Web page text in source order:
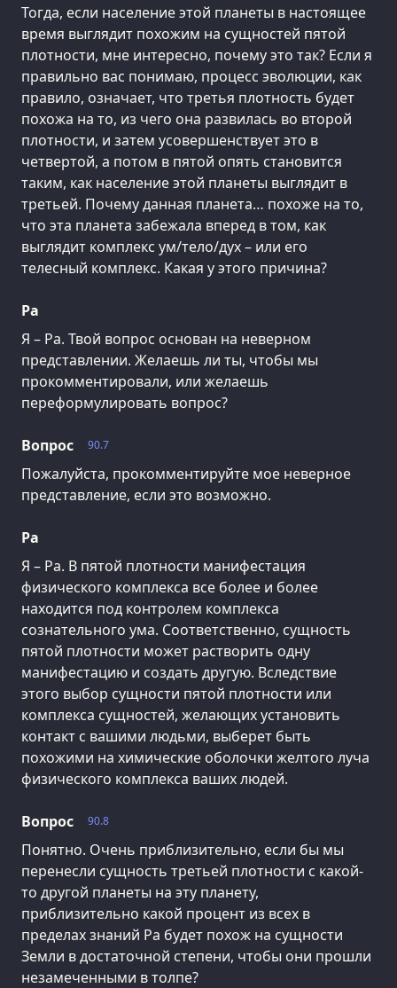
Тогда, если население этой планеты в настоящее
время выглядит похожим на сущностей пятой
плотности, мне интересно, почему это так? Если я
правильно вас понимаю, процесс эволюции, как
правило, означает, что третья плотность будет
похожа на то, из чего она развилась во второй
плотности, и затем усовершенствует это в
четвертой, а потом в пятой опять становится
таким, как население этой планеты выглядит в
третьей. Почему данная планета… похоже на то,
что эта планета забежала вперед в том, как
выглядит комплекс ум/тело/дух – или его
телесный комплекс. Какая у этого причина?
Ра
Я – Ра. Твой вопрос основан на неверном
представлении. Желаешь ли ты, чтобы мы
прокомментировали, или желаешь
переформулировать вопрос?
90.7
Вопрос
Пожалуйста, прокомментируйте мое неверное
представление, если это возможно.
Ра
Я – Ра. В пятой плотности манифестация
физического комплекса все более и более
находится под контролем комплекса
сознательного ума. Соответственно, сущность
пятой плотности может растворить одну
манифестацию и создать другую. Вследствие
этого выбор сущности пятой плотности или
комплекса сущностей, желающих установить
контакт с вашими людьми, выберет быть
похожими на химические оболочки желтого луча
физического комплекса ваших людей.
90.8
Вопрос
Понятно. Очень приблизительно, если бы мы
перенесли сущность третьей плотности с какой-
то другой планеты на эту планету,
приблизительно какой процент из всех в
пределах знаний Ра будет похож на сущности
Земли в достаточной степени, чтобы они прошли
незамеченными в толпе?